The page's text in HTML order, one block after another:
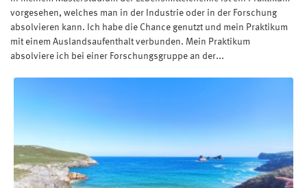
vorgesehen, welches man in der Industrie oder in der Forschung
absolvieren kann. Ich habe die Chance genutzt und mein Praktikum
mit einem Auslandsaufenthalt verbunden. Mein Praktikum
absolviere ich bei einer Forschungsgruppe an der...